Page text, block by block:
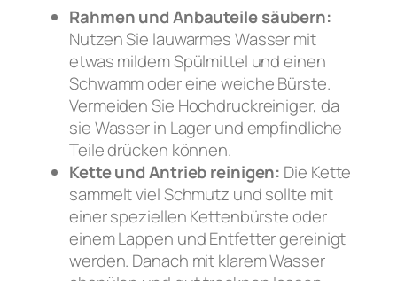
Rahmen und Anbauteile säubern:
Nutzen Sie lauwarmes Wasser mit
etwas mildem Spülmittel und einen
Schwamm oder eine weiche Bürste.
Vermeiden Sie Hochdruckreiniger, da
sie Wasser in Lager und empfindliche
Teile drücken können.
Kette und Antrieb reinigen: Die Kette
sammelt viel Schmutz und sollte mit
einer speziellen Kettenbürste oder
einem Lappen und Entfetter gereinigt
werden. Danach mit klarem Wasser